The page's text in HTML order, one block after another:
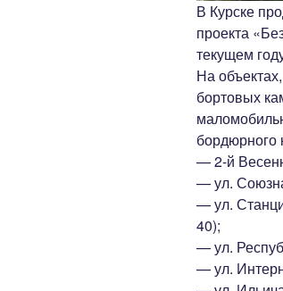
В Курске
проекта
текущем
На
бортовых
бордюрного
— 2-й
— ул.
— ул.
40);
— ул.
— ул.